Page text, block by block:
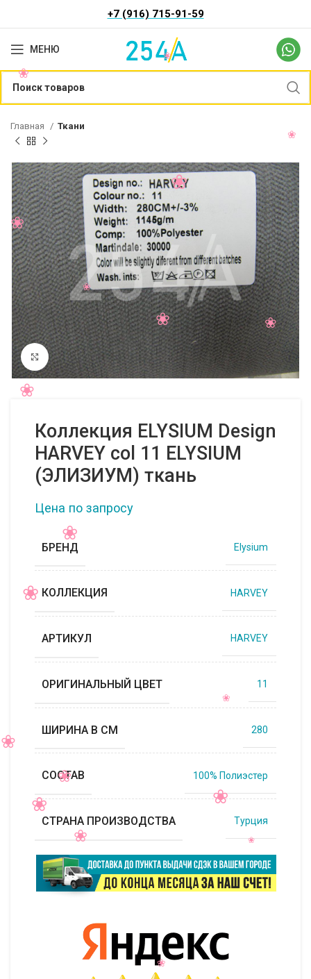
+7 (916) 715-91-59
МЕНЮ
Главная Ткани
Нажмите, чтобы увеличить
Коллекция ELYSIUM Design
HARVEY col 11 ELYSIUM
(ЭЛИЗИУМ) ткань
Цена по запросу
БРЕНД Elysium
КОЛЛЕКЦИЯ HARVEY
АРТИКУЛ HARVEY
ОРИГИНАЛЬНЫЙ ЦВЕТ 11
ШИРИНА В СМ 280
СОСТАВ 100% Полиэстер
СТРАНА ПРОИЗВОДСТВА Турция